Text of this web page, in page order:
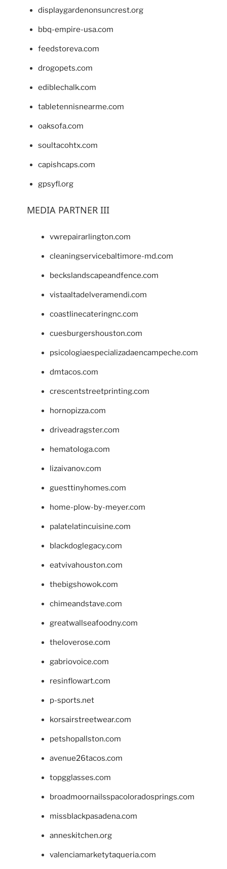
displaygardenonsuncrest.org
bbq-empire-usa.com
feedstoreva.com
drogopets.com
ediblechalk.com
tabletennisnearme.com
oaksofa.com
soultacohtx.com
capishcaps.com
gpsyfl.org
MEDIA PARTNER III
vwrepairarlington.com
cleaningservicebaltimore-md.com
beckslandscapeandfence.com
vistaaltadelveramendi.com
coastlinecateringnc.com
cuesburgershouston.com
psicologiaespecializadaencampeche.com
dmtacos.com
crescentstreetprinting.com
hornopizza.com
driveadragster.com
hematologa.com
lizaivanov.com
guesttinyhomes.com
home-plow-by-meyer.com
palatelatincuisine.com
blackdoglegacy.com
eatvivahouston.com
thebigshowok.com
chimeandstave.com
greatwallseafoodny.com
theloverose.com
gabriovoice.com
resinflowart.com
p-sports.net
korsairstreetwear.com
petshopallston.com
avenue26tacos.com
topgglasses.com
broadmoornailsspacoloradosprings.com
missblackpasadena.com
anneskitchen.org
valenciamarketytaqueria.com